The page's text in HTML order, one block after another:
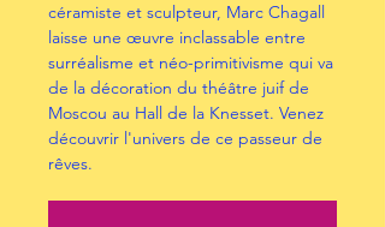
céramiste et sculpteur, Marc Chagall
laisse une œuvre inclassable entre
surréalisme et néo-primitivisme qui va
de la décoration du théâtre juif de
Moscou au Hall de la Knesset. Venez
découvrir l'univers de ce passeur de
rêves.